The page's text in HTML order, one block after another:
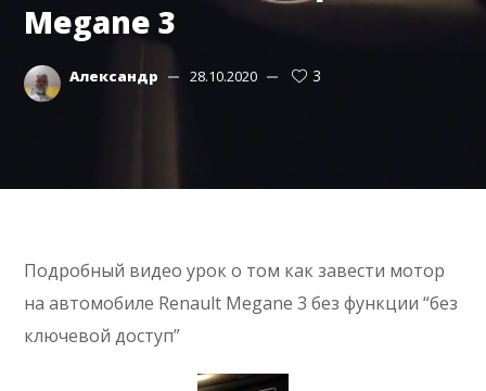
Megane 3
Александр 28.10.2020 3
Подробный видео урок о том как завести мотор
на автомобиле Renault Megane 3 без функции “без
ключевой доступ”